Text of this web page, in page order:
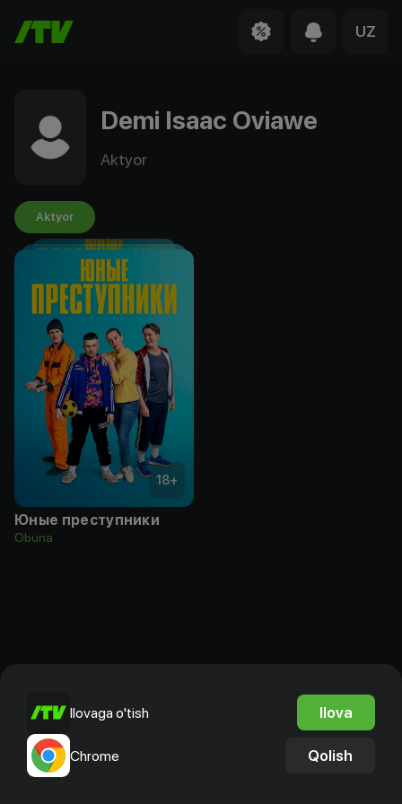
UZ
Demi Isaac Oviawe
Aktyor
Aktyor
18+
Юные преступники
Obuna
Ilovaga o'tish Ilova
Chrome Qolish